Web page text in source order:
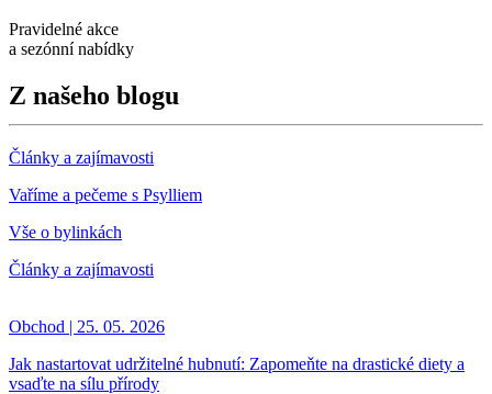
Pravidelné akce
a sezónní nabídky
Z našeho blogu
Články a zajímavosti
Vaříme a pečeme s Psylliem
Vše o bylinkách
Články a zajímavosti
Obchod | 25. 05. 2026
Jak nastartovat udržitelné hubnutí: Zapomeňte na drastické diety a
vsaďte na sílu přírody